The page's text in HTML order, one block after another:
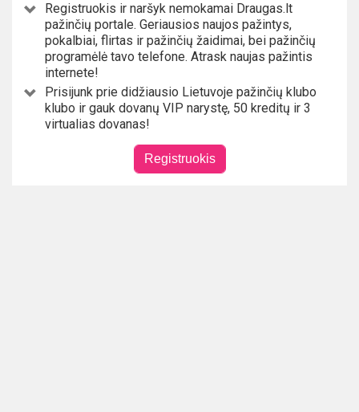
Registruokis ir naršyk nemokamai Draugas.lt
pažinčių portale. Geriausios naujos pažintys,
pokalbiai, flirtas ir pažinčių žaidimai, bei pažinčių
programėlė tavo telefone. Atrask naujas pažintis
internete!
Prisijunk prie didžiausio Lietuvoje pažinčių klubo
klubo ir gauk dovanų VIP narystę, 50 kreditų ir 3
virtualias dovanas!
Registruokis